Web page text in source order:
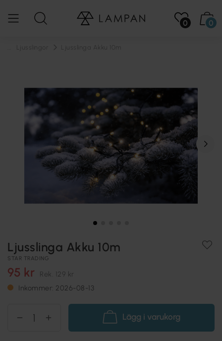
0 0
Ljusslinga Akku 10m
STAR TRADING
95 kr Rek. 129 kr
Inkommer: 2026-08-13
Lägg i varukorg